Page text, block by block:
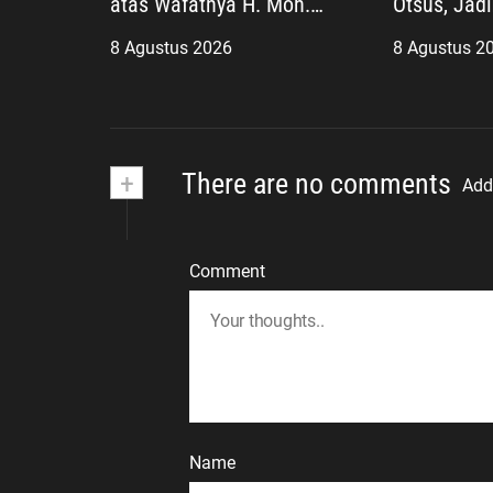
“No Viral No Justice”
8 Agustus 2026
Agenda
8 Agustus
+ There are no comments
Comment
Name